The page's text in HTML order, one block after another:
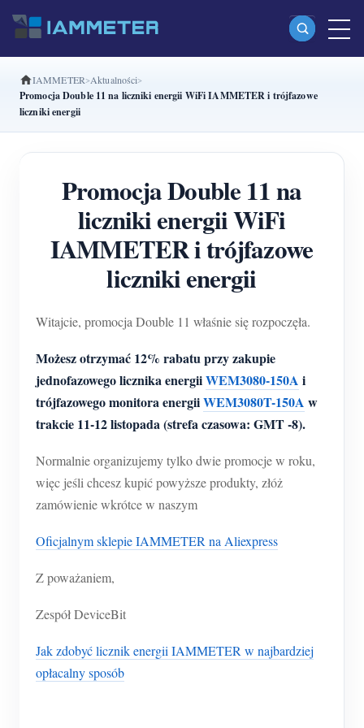
Produkty
Dwufazowy licznik energii Wi-Fi split-phase
(WEM2067)
Trójfazowy licznik energii Wi-Fi (WEM3080T)
Trójfazowy licznik energii Wi-Fi (WEM3046T)
Trójfazowy licznik energii Wi-Fi (WEM3050T)
Usługa self-hosting
Ładowarka EV
Symulator IAMMETER
Licznik wirtualny
System prognozowania i symulacji energii
System sterowania grzałką PV
Automatyka domowa
Monitorowanie energii w fabryce
Dokumentacja
Program współtwórców
Rozwiązania
IAMMETER Aktualności
Promocja Double 11 na liczniki energii WiFi IAMMETER i trójfazowe
liczniki energii
Promocja Double 11 na
liczniki energii WiFi
IAMMETER i trójfazowe
liczniki energii
Witajcie, promocja Double 11 właśnie się rozpoczęła.
Możesz otrzymać 12% rabatu przy zakupie
jednofazowego licznika energiiWEM3080-150A i
trójfazowego monitora energiiWEM3080T-150A w
trakcie 11-12 listopada (strefa czasowa: GMT -8).
Normalnie organizujemy tylko dwie promocje w roku,
więc jeśli chcesz kupić powyższe produkty, złóż
zamówienie wkrótce w naszym
Oficjalnym sklepie IAMMETER na Aliexpress
Z poważaniem,
Zespół DeviceBit
Jak zdobyć licznik energii IAMMETER w najbardziej
opłacalny sposób